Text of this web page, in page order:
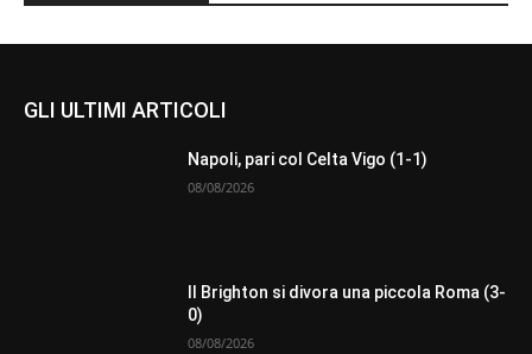
GLI ULTIMI ARTICOLI
Napoli, pari col Celta Vigo (1-1)
08/08/2026
Il Brighton si divora una piccola Roma (3-
0)
08/08/2026